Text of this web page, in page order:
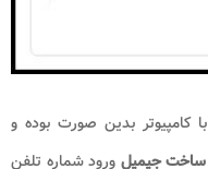
با کامپیوتر بدین صورت بوده و
ساخت جیمیل ورود شماره تلفن